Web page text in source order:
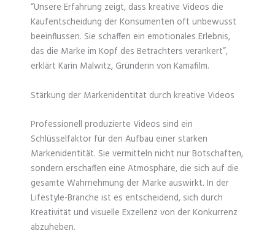
“Unsere Erfahrung zeigt, dass kreative Videos die
Kaufentscheidung der Konsumenten oft unbewusst
beeinflussen. Sie schaffen ein emotionales Erlebnis,
das die Marke im Kopf des Betrachters verankert”,
erklärt Karin Malwitz, Gründerin von Kamafilm.
Stärkung der Markenidentität durch kreative Videos
Professionell produzierte Videos sind ein
Schlüsselfaktor für den Aufbau einer starken
Markenidentität. Sie vermitteln nicht nur Botschaften,
sondern erschaffen eine Atmosphäre, die sich auf die
gesamte Wahrnehmung der Marke auswirkt. In der
Lifestyle-Branche ist es entscheidend, sich durch
Kreativität und visuelle Exzellenz von der Konkurrenz
abzuheben.